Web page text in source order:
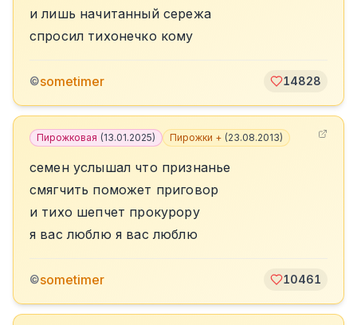
и лишь начитанный сережа
спросил тихонечко кому
©sometimer 14828
Пирожковая (13.01.2025) Пирожки + (23.08.2013)
семен услышал что признанье
смягчить поможет приговор
и тихо шепчет прокурору
я вас люблю я вас люблю
©sometimer 10461